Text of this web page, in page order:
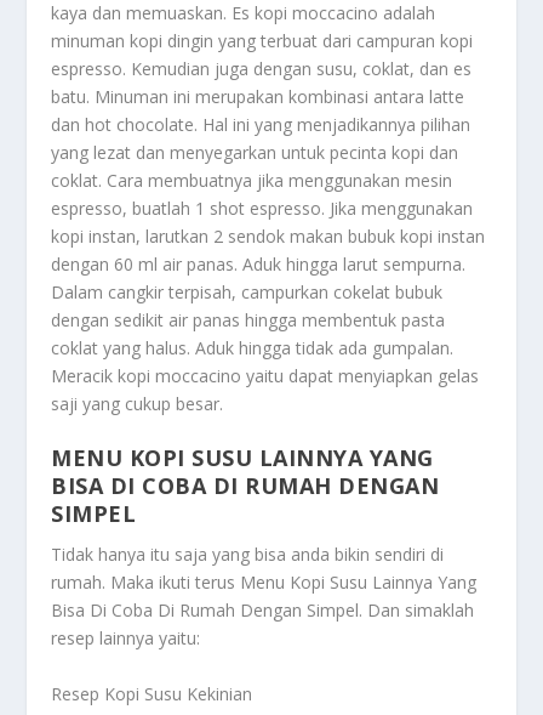
kaya dan memuaskan. Es kopi moccacino adalah
minuman kopi dingin yang terbuat dari campuran kopi
espresso. Kemudian juga dengan susu, coklat, dan es
batu. Minuman ini merupakan kombinasi antara latte
dan hot chocolate. Hal ini yang menjadikannya pilihan
yang lezat dan menyegarkan untuk pecinta kopi dan
coklat. Cara membuatnya jika menggunakan mesin
espresso, buatlah 1 shot espresso. Jika menggunakan
kopi instan, larutkan 2 sendok makan bubuk kopi instan
dengan 60 ml air panas. Aduk hingga larut sempurna.
Dalam cangkir terpisah, campurkan cokelat bubuk
dengan sedikit air panas hingga membentuk pasta
coklat yang halus. Aduk hingga tidak ada gumpalan.
Meracik kopi moccacino yaitu dapat menyiapkan gelas
saji yang cukup besar.
MENU KOPI SUSU LAINNYA YANG
BISA DI COBA DI RUMAH DENGAN
SIMPEL
Tidak hanya itu saja yang bisa anda bikin sendiri di
rumah. Maka ikuti terus Menu Kopi Susu Lainnya Yang
Bisa Di Coba Di Rumah Dengan Simpel. Dan simaklah
resep lainnya yaitu:
Resep Kopi Susu Kekinian